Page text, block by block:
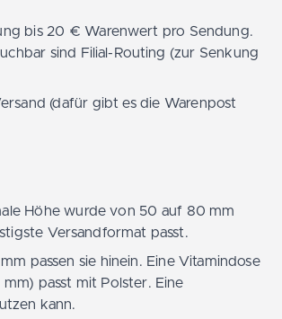
bis 20 € Warenwert pro Sendung.
sind Filial-Routing (zur Senkung
(dafür gibt es die Warenpost
Höhe wurde von 50 auf 80 mm
Versandformat passt.
passen sie hinein. Eine Vitamindose
passt mit Polster. Eine
kann.